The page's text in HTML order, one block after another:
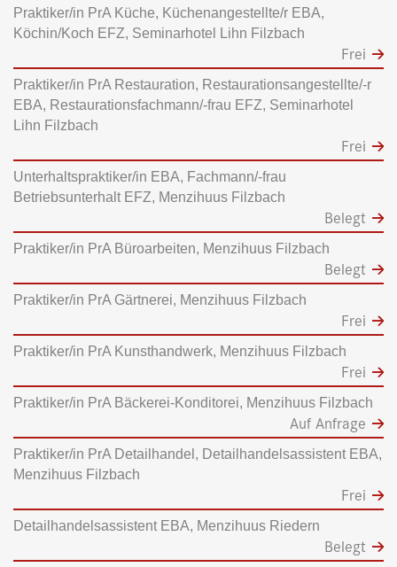
Praktiker/in PrA Küche, Küchenangestellte/r EBA,
Köchin/Koch EFZ, Seminarhotel Lihn Filzbach
Frei
Praktiker/in PrA Restauration, Restaurationsangestellte/-r
EBA, Restaurationsfachmann/-frau EFZ, Seminarhotel
Lihn Filzbach
Frei
Unterhaltspraktiker/in EBA, Fachmann/-frau
Betriebsunterhalt EFZ, Menzihuus Filzbach
Belegt
Praktiker/in PrA Büroarbeiten, Menzihuus Filzbach
Belegt
Praktiker/in PrA Gärtnerei, Menzihuus Filzbach
Frei
Praktiker/in PrA Kunsthandwerk, Menzihuus Filzbach
Frei
Praktiker/in PrA Bäckerei-Konditorei, Menzihuus Filzbach
Auf Anfrage
Praktiker/in PrA Detailhandel, Detailhandelsassistent EBA,
Menzihuus Filzbach
Frei
Detailhandelsassistent EBA, Menzihuus Riedern
Belegt